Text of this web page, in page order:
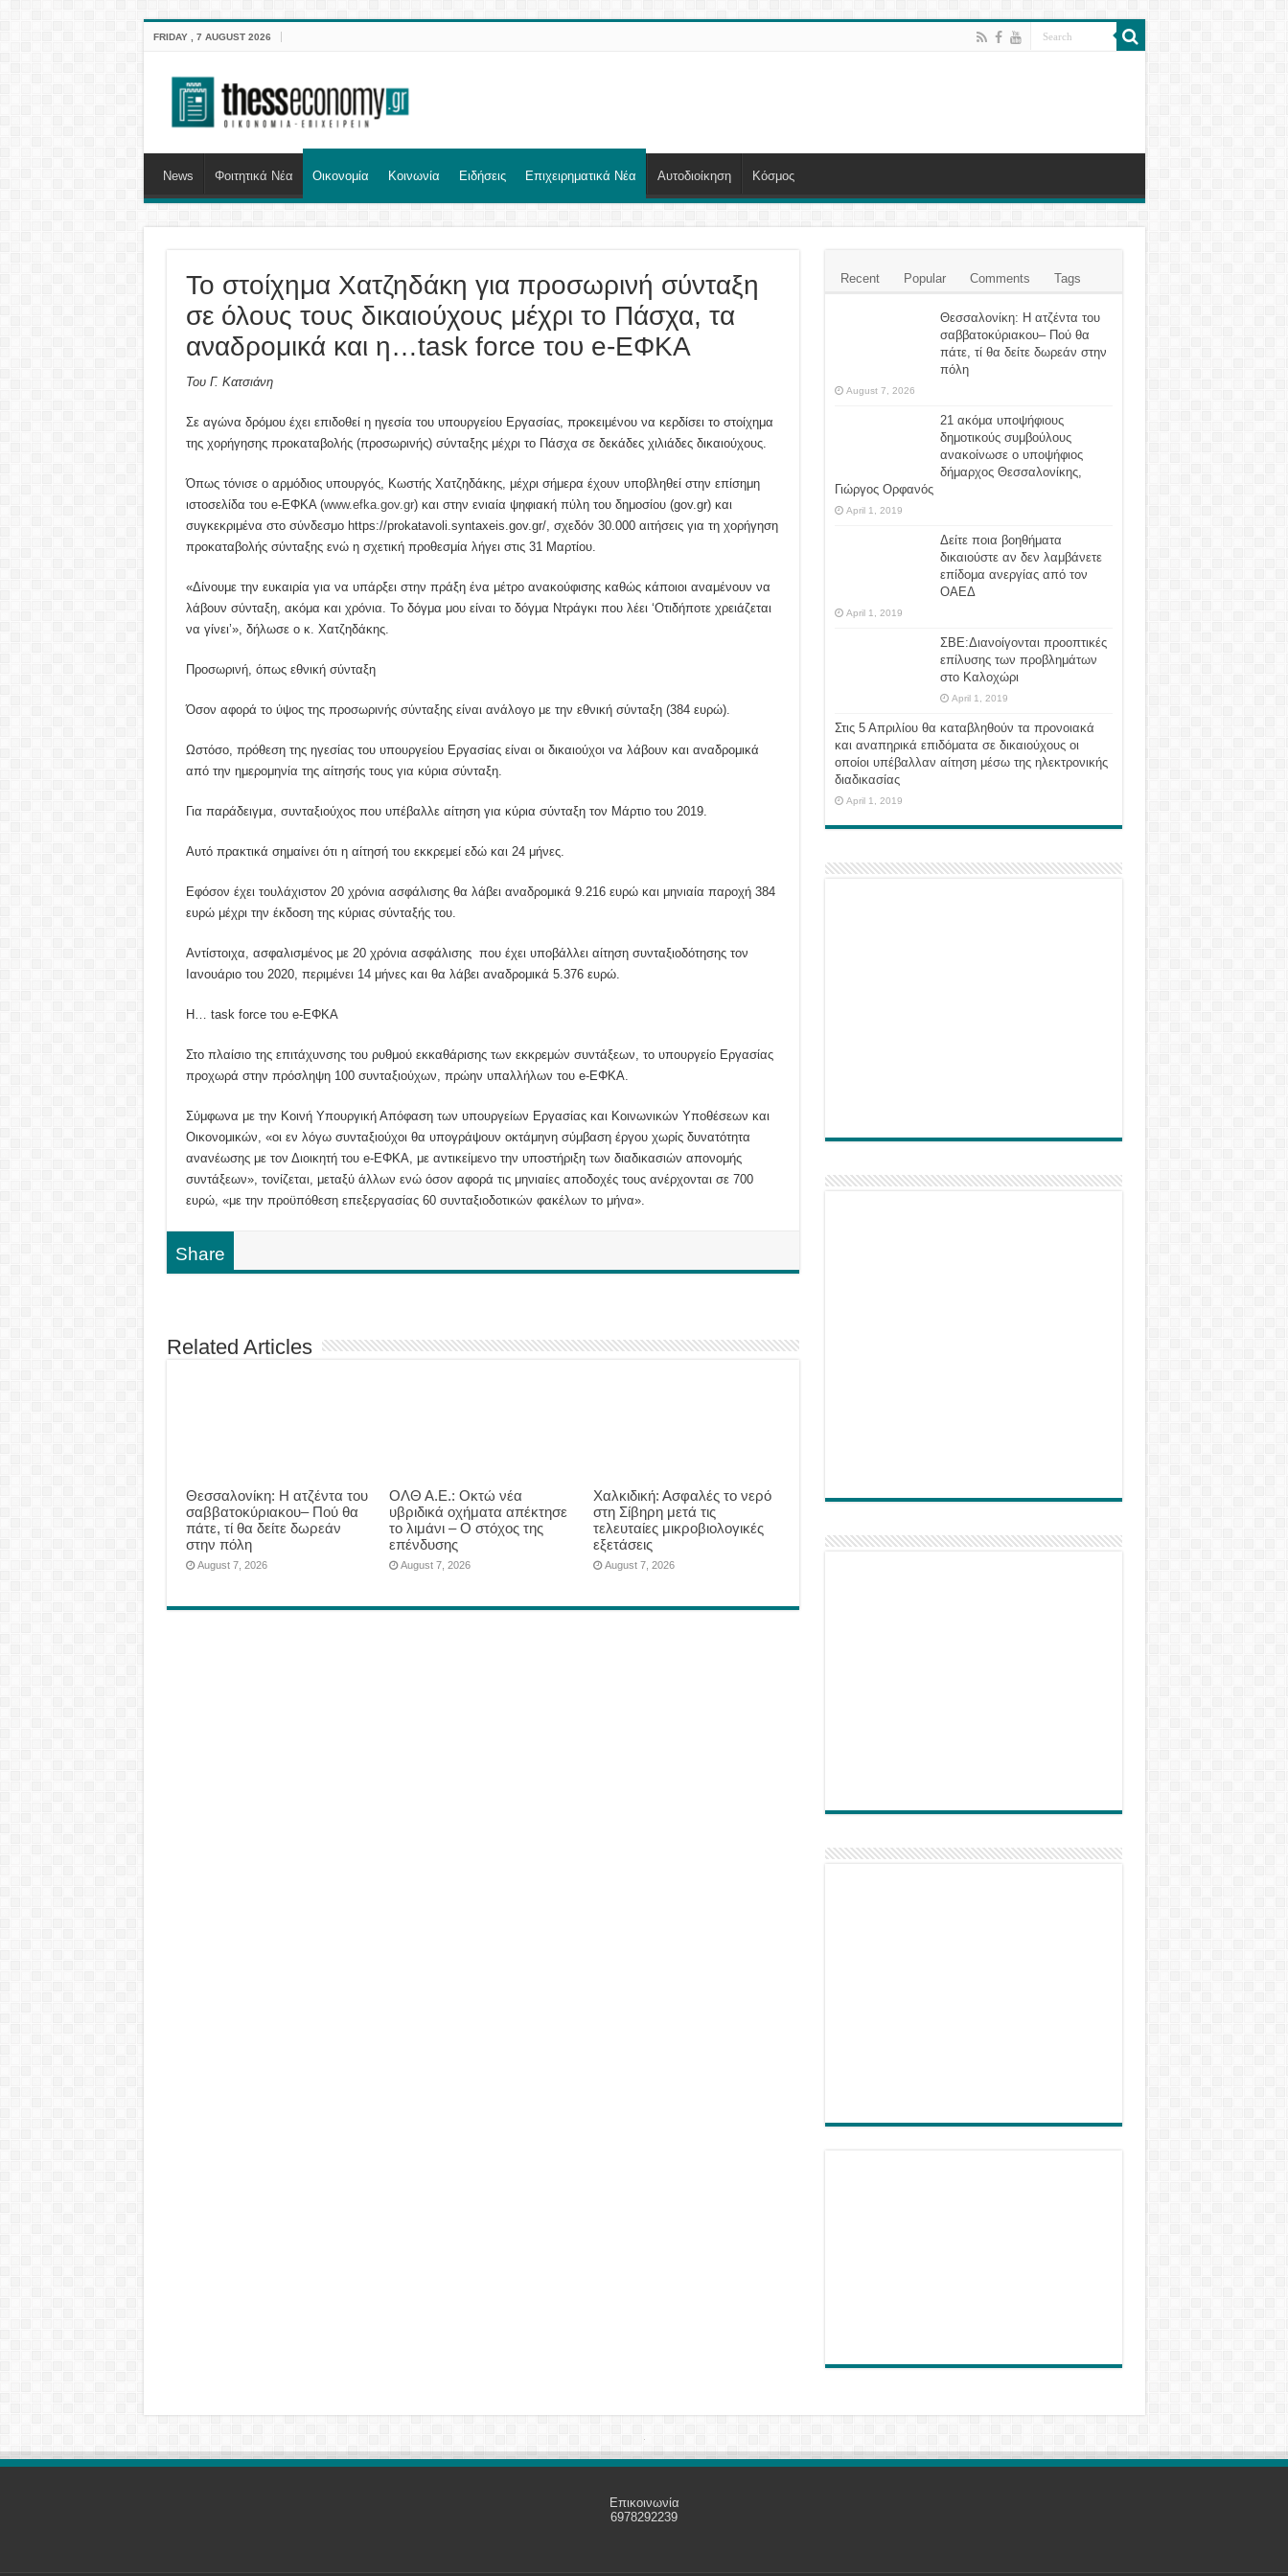
FRIDAY , 7 AUGUST 2026
News Φοιτητικά Νέα Οικονομία Κοινωνία Ειδήσεις Επιχειρηματικά Νέα Αυτοδιοίκηση Κόσμος
Το στοίχημα Χατζηδάκη για προσωρινή σύνταξη
σε όλους τους δικαιούχους μέχρι το Πάσχα, τα
αναδρομικά και η…task force του e-ΕΦΚΑ
Του Γ. Κατσιάνη
Σε αγώνα δρόμου έχει επιδοθεί η ηγεσία του υπουργείου Εργασίας, προκειμένου να κερδίσει το στοίχημα
της χορήγησης προκαταβολής (προσωρινής) σύνταξης μέχρι το Πάσχα σε δεκάδες χιλιάδες δικαιούχους.
Όπως τόνισε ο αρμόδιος υπουργός, Κωστής Χατζηδάκης, μέχρι σήμερα έχουν υποβληθεί στην επίσημη
ιστοσελίδα του e-ΕΦΚΑ (www.efka.gov.gr) και στην ενιαία ψηφιακή πύλη του δημοσίου (gov.gr) και
συγκεκριμένα στο σύνδεσμο https://prokatavoli.syntaxeis.gov.gr/, σχεδόν 30.000 αιτήσεις για τη χορήγηση
προκαταβολής σύνταξης ενώ η σχετική προθεσμία λήγει στις 31 Μαρτίου.
«Δίνουμε την ευκαιρία για να υπάρξει στην πράξη ένα μέτρο ανακούφισης καθώς κάποιοι αναμένουν να
λάβουν σύνταξη, ακόμα και χρόνια. Το δόγμα μου είναι το δόγμα Ντράγκι που λέει ‘Οτιδήποτε χρειάζεται
να γίνει’», δήλωσε ο κ. Χατζηδάκης.
Προσωρινή, όπως εθνική σύνταξη
Όσον αφορά το ύψος της προσωρινής σύνταξης είναι ανάλογο με την εθνική σύνταξη (384 ευρώ).
Ωστόσο, πρόθεση της ηγεσίας του υπουργείου Εργασίας είναι οι δικαιούχοι να λάβουν και αναδρομικά
από την ημερομηνία της αίτησής τους για κύρια σύνταξη.
Για παράδειγμα, συνταξιούχος που υπέβαλλε αίτηση για κύρια σύνταξη τον Μάρτιο του 2019.
Αυτό πρακτικά σημαίνει ότι η αίτησή του εκκρεμεί εδώ και 24 μήνες.
Εφόσον έχει τουλάχιστον 20 χρόνια ασφάλισης θα λάβει αναδρομικά 9.216 ευρώ και μηνιαία παροχή 384
ευρώ μέχρι την έκδοση της κύριας σύνταξής του.
Αντίστοιχα, ασφαλισμένος με 20 χρόνια ασφάλισης που έχει υποβάλλει αίτηση συνταξιοδότησης τον
Ιανουάριο του 2020, περιμένει 14 μήνες και θα λάβει αναδρομικά 5.376 ευρώ.
Η… task force του e-ΕΦΚΑ
Στο πλαίσιο της επιτάχυνσης του ρυθμού εκκαθάρισης των εκκρεμών συντάξεων, το υπουργείο Εργασίας
προχωρά στην πρόσληψη 100 συνταξιούχων, πρώην υπαλλήλων του e-ΕΦΚΑ.
Σύμφωνα με την Κοινή Υπουργική Απόφαση των υπουργείων Εργασίας και Κοινωνικών Υποθέσεων και
Οικονομικών, «οι εν λόγω συνταξιούχοι θα υπογράψουν οκτάμηνη σύμβαση έργου χωρίς δυνατότητα
ανανέωσης με τον Διοικητή του e-ΕΦΚΑ, με αντικείμενο την υποστήριξη των διαδικασιών απονομής
συντάξεων», τονίζεται, μεταξύ άλλων ενώ όσον αφορά τις μηνιαίες αποδοχές τους ανέρχονται σε 700
ευρώ, «με την προϋπόθεση επεξεργασίας 60 συνταξιοδοτικών φακέλων το μήνα».
Share
Related Articles
Θεσσαλονίκη: Η ατζέντα του
σαββατοκύριακου– Πού θα
πάτε, τί θα δείτε δωρεάν
στην πόλη
August 7, 2026
ΟΛΘ Α.Ε.: Οκτώ νέα
υβριδικά οχήματα απέκτησε
το λιμάνι – Ο στόχος της
επένδυσης
August 7, 2026
Χαλκιδική: Ασφαλές το νερό
στη Σίβηρη μετά τις
τελευταίες μικροβιολογικές
εξετάσεις
August 7, 2026
Recent Popular Comments Tags
Θεσσαλονίκη: Η ατζέντα του
σαββατοκύριακου– Πού θα
πάτε, τί θα δείτε δωρεάν στην
πόλη
August 7, 2026
21 ακόμα υποψήφιους
δημοτικούς συμβούλους
ανακοίνωσε ο υποψήφιος
δήμαρχος Θεσσαλονίκης,
Γιώργος Ορφανός
April 1, 2019
Δείτε ποια βοηθήματα
δικαιούστε αν δεν λαμβάνετε
επίδομα ανεργίας από τον
ΟΑΕΔ
April 1, 2019
ΣΒΕ:Διανοίγονται προοπτικές
επίλυσης των προβλημάτων
στο Καλοχώρι
April 1, 2019
Στις 5 Απριλίου θα καταβληθούν τα προνοιακά
και αναπηρικά επιδόματα σε δικαιούχους οι
οποίοι υπέβαλλαν αίτηση μέσω της ηλεκτρονικής
διαδικασίας
April 1, 2019
Επικοινωνία
6978292239